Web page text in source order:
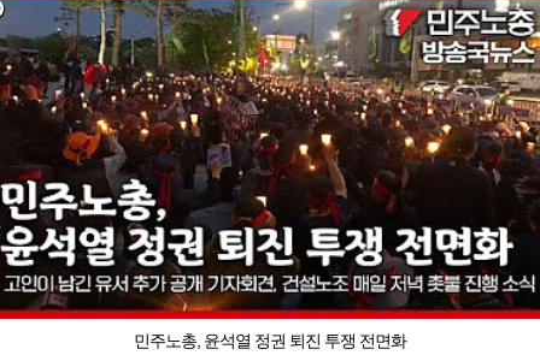
민주노총, 윤석열 정권 퇴진 투쟁 전면화